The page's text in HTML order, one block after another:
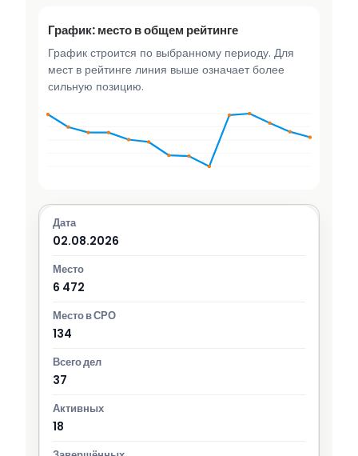
График: место в общем рейтинге
График строится по выбранному периоду. Для
мест в рейтинге линия выше означает более
сильную позицию.
02.08.2026
6 472
134
37
18